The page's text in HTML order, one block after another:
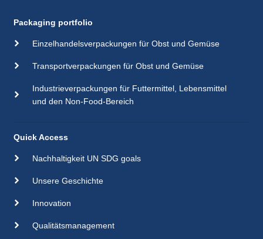
Packaging portfolio
Einzelhandelsverpackungen für Obst und Gemüse
Transportverpackungen für Obst und Gemüse
Industrieverpackungen für Futtermittel, Lebensmittel
und den Non-Food-Bereich
Quick Access
Nachhaltigkeit UN SDG goals
Unsere Geschichte
Innovation
Qualitätsmanagement